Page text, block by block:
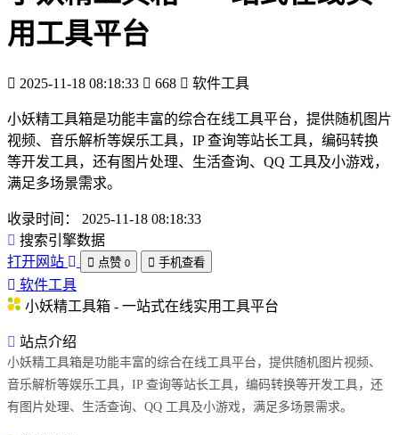
用工具平台
2025-11-18 08:18:33 668 软件工具
小妖精工具箱是功能丰富的综合在线工具平台，提供随机图片
视频、音乐解析等娱乐工具，IP 查询等站长工具，编码转换
等开发工具，还有图片处理、生活查询、QQ 工具及小游戏，
满足多场景需求。
收录时间：
2025-11-18 08:18:33
搜索引擎数据
打开网站
点赞 0 手机查看
软件工具
小妖精工具箱 - 一站式在线实用工具平台
站点介绍
小妖精工具箱是功能丰富的综合在线工具平台，提供随机图片视频、
音乐解析等娱乐工具，IP 查询等站长工具，编码转换等开发工具，还
有图片处理、生活查询、QQ 工具及小游戏，满足多场景需求。